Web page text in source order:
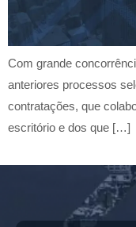
Com grande
anteriores processos
contratações, que
escritório e dos que […]